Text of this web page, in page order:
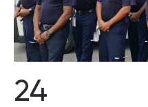
24